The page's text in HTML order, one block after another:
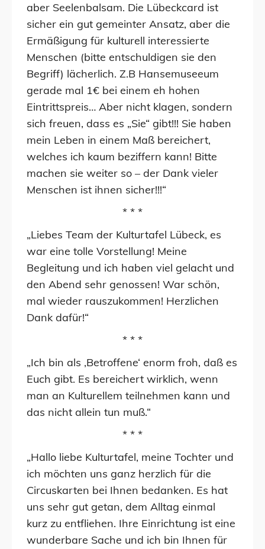
aber Seelenbalsam. Die Lübeckcard ist
sicher ein gut gemeinter Ansatz, aber die
Ermäßigung für kulturell interessierte
Menschen (bitte entschuldigen sie den
Begriff) lächerlich. Z.B Hansemuseeum
gerade mal 1€ bei einem eh hohen
Eintrittspreis… Aber nicht klagen, sondern
sich freuen, dass es „Sie“ gibt!!! Sie haben
mein Leben in einem Maß bereichert,
welches ich kaum beziffern kann! Bitte
machen sie weiter so – der Dank vieler
Menschen ist ihnen sicher!!!“
* * *
„Liebes Team der Kulturtafel Lübeck, es
war eine tolle Vorstellung! Meine
Begleitung und ich haben viel gelacht und
den Abend sehr genossen! War schön,
mal wieder rauszukommen! Herzlichen
Dank dafür!“
* * *
„Ich bin als ‚Betroffene‘ enorm froh, daß es
Euch gibt. Es bereichert wirklich, wenn
man an Kulturellem teilnehmen kann und
das nicht allein tun muß.“
* * *
„Hallo liebe Kulturtafel, meine Tochter und
ich möchten uns ganz herzlich für die
Circuskarten bei Ihnen bedanken. Es hat
uns sehr gut getan, dem Alltag einmal
kurz zu entfliehen. Ihre Einrichtung ist eine
wunderbare Sache und ich bin Ihnen für